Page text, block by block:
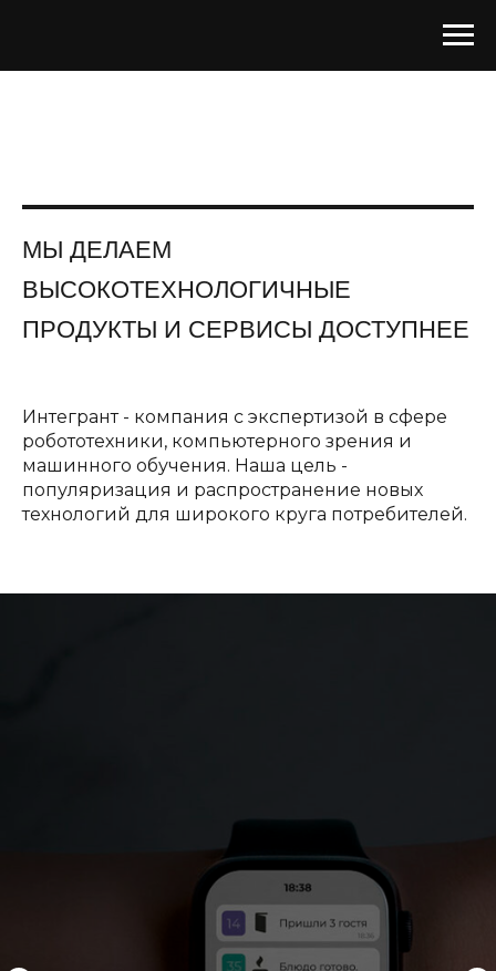
МЫ ДЕЛАЕМ
ВЫСОКОТЕХНОЛОГИЧНЫЕ
ПРОДУКТЫ И СЕРВИСЫ ДОСТУПНЕЕ
Интегрант - компания с экспертизой в сфере
робототехники, комп ьютерного зрения и
машинного обучения. Наша цель -
популяризация и распространение новых
технологий для широкого круга потребителей.